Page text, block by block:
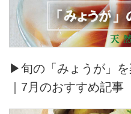
▶旬の「みょうが」
｜7月のおすすめ記事